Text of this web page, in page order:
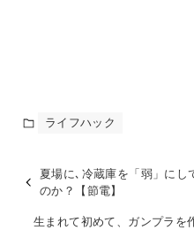
ライフハック
夏場に､冷蔵庫を「弱」に
のか？【節電】
生まれて初めて、ガンプラ